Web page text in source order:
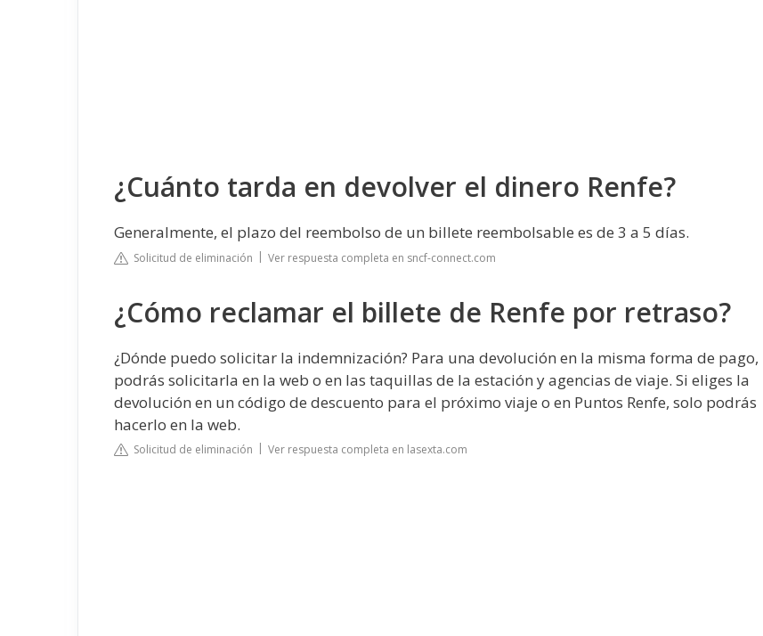
¿Cuánto tarda en devolver el dinero Renfe?
Generalmente, el plazo del reembolso de un billete reembolsable es de 3 a 5 días.
Solicitud de eliminación Ver respuesta completa en sncf-connect.com
¿Cómo reclamar el billete de Renfe por retraso?
¿Dónde puedo solicitar la indemnización? Para una devolución en la misma forma de pago,
podrás solicitarla en la web o en las taquillas de la estación y agencias de viaje. Si eliges la
devolución en un código de descuento para el próximo viaje o en Puntos Renfe, solo podrás
hacerlo en la web.
Solicitud de eliminación Ver respuesta completa en lasexta.com